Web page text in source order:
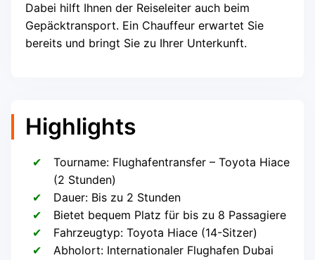
Dabei hilft Ihnen der Reiseleiter auch beim
Gepäcktransport. Ein Chauffeur erwartet Sie
bereits und bringt Sie zu Ihrer Unterkunft.
Highlights
Tourname: Flughafentransfer – Toyota Hiace
(2 Stunden)
Dauer: Bis zu 2 Stunden
Bietet bequem Platz für bis zu 8 Passagiere
Fahrzeugtyp: Toyota Hiace (14-Sitzer)
Abholort: Internationaler Flughafen Dubai